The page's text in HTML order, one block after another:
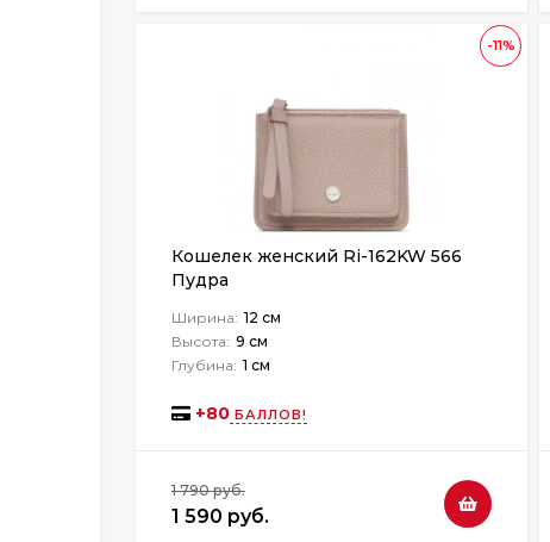
-11%
Кошелек женский Ri-162KW 566
Пудра
Ширина: 12 см
Высота: 9 см
Глубина: 1 см
+80 БАЛЛОВ!
1 790 руб.
1 590 руб.